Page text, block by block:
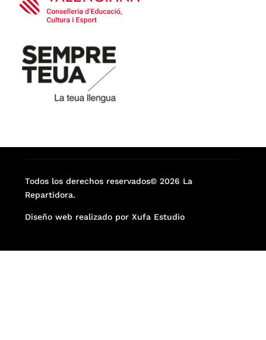
Todos los derechos reservados© 2026 La
Repartidora.
Diseño web realizado por Xufa Estudio